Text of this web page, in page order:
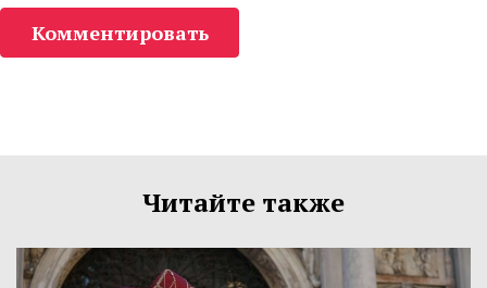
Комментировать
Читайте также